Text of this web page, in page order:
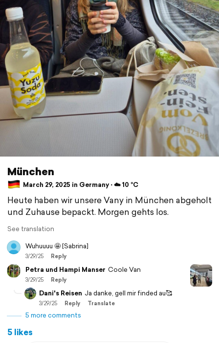
München
March 29, 2025 in Germany ⋅ ☁️ 10 °C
Heute haben wir unsere Vany in München abgeholt
und Zuhause bepackt. Morgen gehts los.
See translation
Wuhuuuu 🤩 [Sabrina]
3/29/25 Reply
Petra und Hampi Manser Coole Van
3/29/25 Reply
Dani's Reisen Ja danke, gell mir finded au🥰
3/29/25 Reply Translate
5 more comments
5 likes